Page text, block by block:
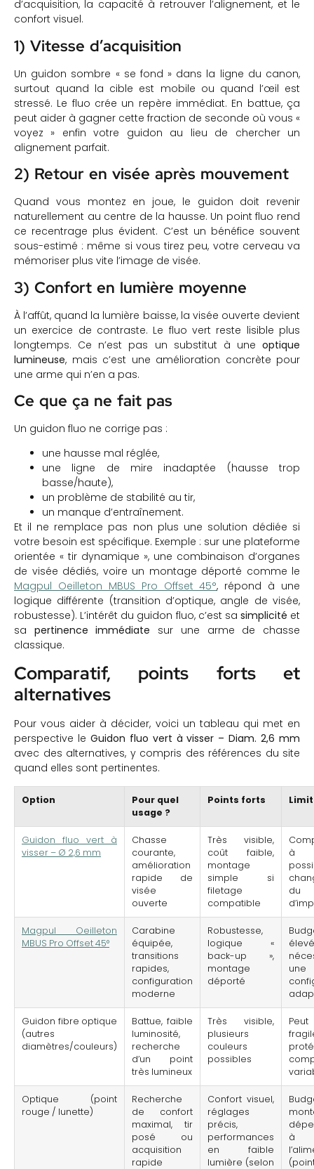
d’acquisition, la capacité à retrouver l’alignement, et le
confort visuel.
1) Vitesse d’acquisition
Un guidon sombre « se fond » dans la ligne du canon,
surtout quand la cible est mobile ou quand l’œil est
stressé. Le fluo crée un repère immédiat. En battue, ça
peut aider à gagner cette fraction de seconde où vous «
voyez » enfin votre guidon au lieu de chercher un
alignement parfait.
2) Retour en visée après mouvement
Quand vous montez en joue, le guidon doit revenir
naturellement au centre de la hausse. Un point fluo rend
ce recentrage plus évident. C’est un bénéfice souvent
sous-estimé : même si vous tirez peu, votre cerveau va
mémoriser plus vite l’image de visée.
3) Confort en lumière moyenne
À l’affût, quand la lumière baisse, la visée ouverte devient
un exercice de contraste. Le fluo vert reste lisible plus
longtemps. Ce n’est pas un substitut à une optique
lumineuse, mais c’est une amélioration concrète pour
une arme qui n’en a pas.
Ce que ça ne fait pas
Un guidon fluo ne corrige pas :
une hausse mal réglée,
une ligne de mire inadaptée (hausse trop
basse/haute),
un problème de stabilité au tir,
un manque d’entraînement.
Et il ne remplace pas non plus une solution dédiée si
votre besoin est spécifique. Exemple : sur une plateforme
orientée « tir dynamique », une combinaison d’organes
de visée dédiés, voire un montage déporté comme le
Magpul Oeilleton MBUS Pro Offset 45°, répond à une
logique différente (transition d’optique, angle de visée,
robustesse). L’intérêt du guidon fluo, c’est sa simplicité et
sa pertinence immédiate sur une arme de chasse
classique.
Comparatif, points forts et
alternatives
Pour vous aider à décider, voici un tableau qui met en
perspective le Guidon fluo vert à visser – Diam. 2,6 mm
avec des alternatives, y compris des références du site
quand elles sont pertinentes.
Option
Pour quel
usage ?
Points forts
Guidon fluo vert à
visser – Ø 2,6 mm
Chasse
courante,
amélioration
rapide de
visée
ouverte
Très visible,
coût faible,
montage
simple si
filetage
compatible
à
du
Magpul Oeilleton
MBUS Pro Offset 45°
Carabine
équipée,
transitions
rapides,
configuration
moderne
Robustesse,
logique «
back-up »,
montage
déporté
une
Guidon fibre optique
(autres
diamètres/couleurs)
Battue, faible
luminosité,
recherche
d’un point
très lumineux
Très visible,
plusieurs
couleurs
possibles
Optique (point
rouge / lunette)
Recherche
de confort
maximal, tir
posé ou
acquisition
rapide
Confort visuel,
réglages
précis,
performances
en faible
lumière (selon
à